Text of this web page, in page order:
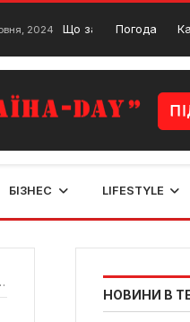
Що замовити на вечерю у
Погода
БІЗНЕС LIFESTYLE
НОВИНИ В